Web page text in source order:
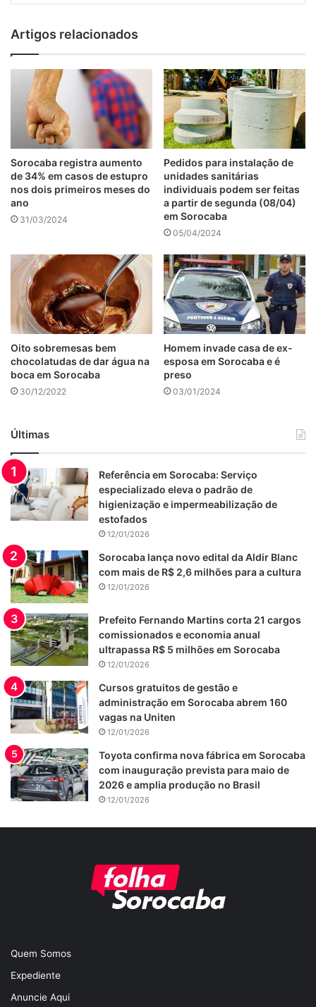
Artigos relacionados
Sorocaba registra aumento
de 34% em casos de estupro
nos dois primeiros meses do
ano
31/03/2024
Pedidos para instalação de
unidades sanitárias
individuais podem ser feitas
a partir de segunda (08/04)
em Sorocaba
05/04/2024
Oito sobremesas bem
chocolatudas de dar água na
boca em Sorocaba
30/12/2022
Homem invade casa de ex-
esposa em Sorocaba e é
preso
03/01/2024
Últimas
Referência em Sorocaba: Serviço
especializado eleva o padrão de
higienização e impermeabilização de
estofados
12/01/2026
Sorocaba lança novo edital da Aldir Blanc
com mais de R$ 2,6 milhões para a cultura
12/01/2026
Prefeito Fernando Martins corta 21 cargos
comissionados e economia anual
ultrapassa R$ 5 milhões em Sorocaba
12/01/2026
Cursos gratuitos de gestão e
administração em Sorocaba abrem 160
vagas na Uniten
12/01/2026
Toyota confirma nova fábrica em Sorocaba
com inauguração prevista para maio de
2026 e amplia produção no Brasil
12/01/2026
Quem Somos
Expediente
Anuncie Aqui